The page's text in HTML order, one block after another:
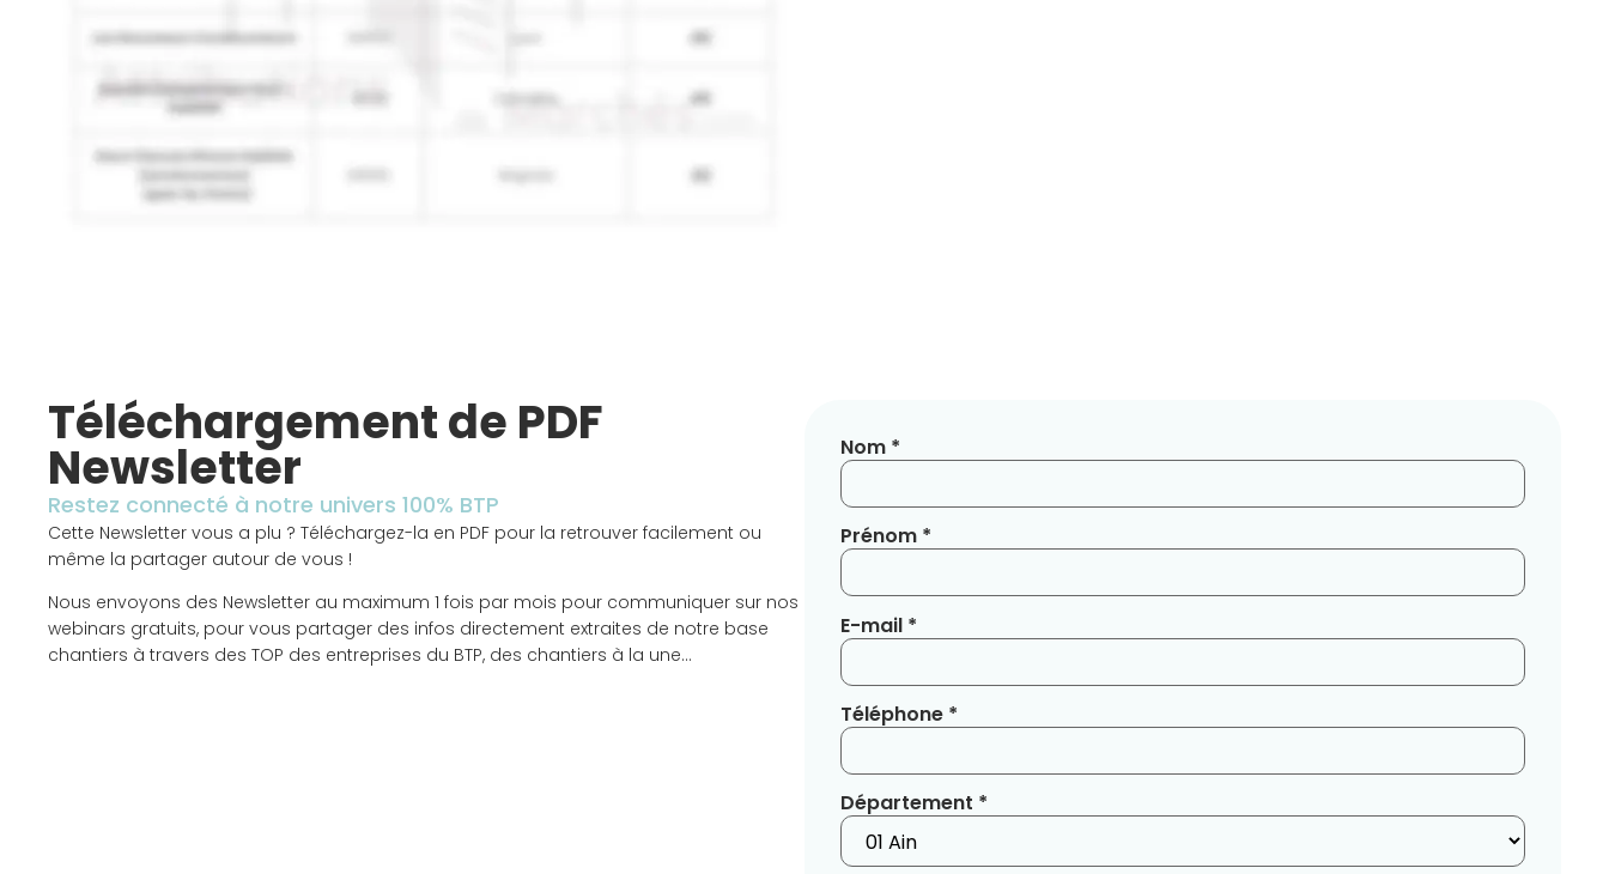
Téléchargement de PDF
Newsletter
Restez connecté à notre univers 100% BTP
Cette Newsletter vous a plu ? Téléchargez-la en PDF pour la retrouver facilement ou
même la partager autour de vous !
Nous envoyons des Newsletter au maximum 1 fois par mois pour communiquer sur nos
webinars gratuits, pour vous partager des infos directement extraites de notre base
chantiers à travers des TOP des entreprises du BTP, des chantiers à la une…
Nom *
Prénom *
E-mail *
Téléphone *
Département *